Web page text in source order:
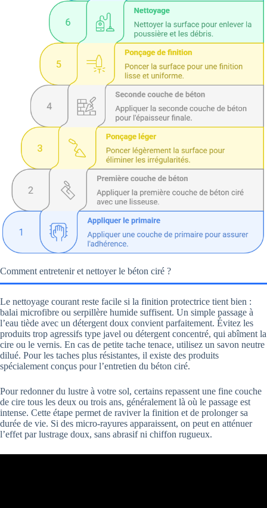
Comment entretenir et nettoyer le béton ciré ?
Le nettoyage courant reste facile si la finition protectrice tient bien :
balai microfibre ou serpillère humide suffisent. Un simple passage à
l’eau tiède avec un détergent doux convient parfaitement. Évitez les
produits trop agressifs type javel ou détergent concentré, qui abîment la
cire ou le vernis. En cas de petite tache tenace, utilisez un savon neutre
dilué. Pour les taches plus résistantes, il existe des produits
spécialement conçus pour l’entretien du béton ciré.
Pour redonner du lustre à votre sol, certains repassent une fine couche
de cire tous les deux ou trois ans, généralement là où le passage est
intense. Cette étape permet de raviver la finition et de prolonger sa
durée de vie. Si des micro-rayures apparaissent, on peut en atténuer
l’effet par lustrage doux, sans abrasif ni chiffon rugueux.